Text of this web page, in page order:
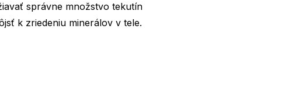
správne množstvo tekutín
k zriedeniu minerálov v tele.